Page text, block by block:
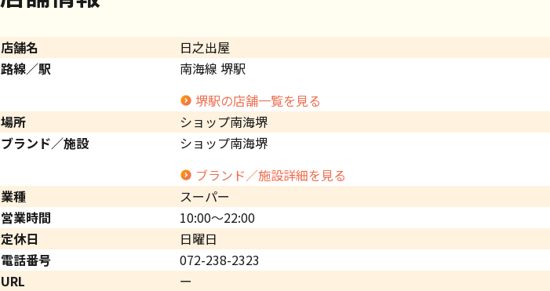
店舗名
日之出屋
路線／駅
南海線 堺駅
堺駅の店舗一覧を見る
場所
ショップ南海堺
ブランド／施設
ショップ南海堺
ブランド／施設詳細を見る
業種
スーパー
営業時間
10:00～22:00
定休日
日曜日
電話番号
072-238-2323
URL
ー